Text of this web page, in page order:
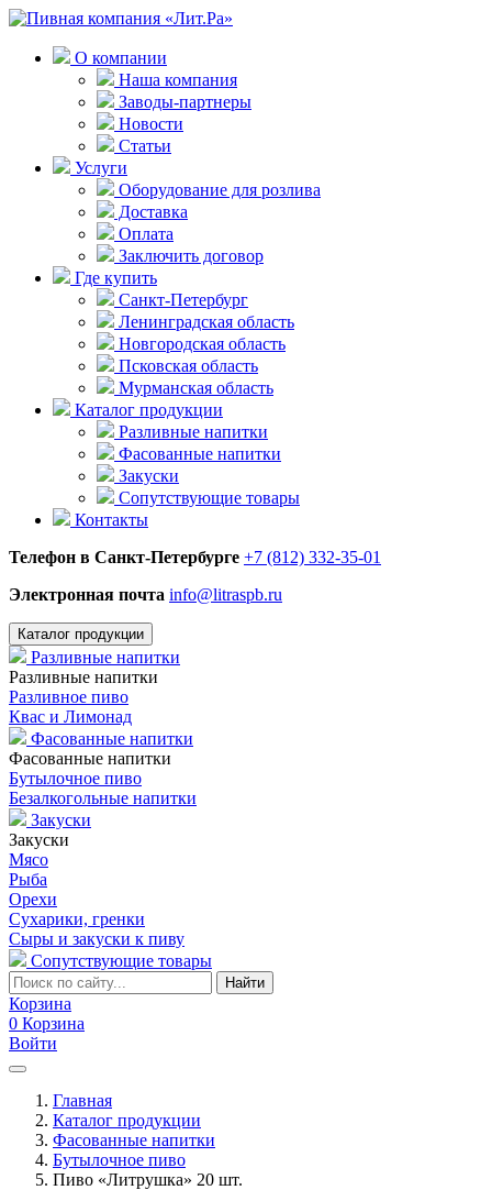
О компании
Наша компания
Заводы-партнеры
Новости
Статьи
Услуги
Оборудование для розлива
Доставка
Оплата
Заключить договор
Где купить
Санкт-Петербург
Ленинградская область
Новгородская область
Псковская область
Мурманская область
Каталог продукции
Разливные напитки
Фасованные напитки
Закуски
Сопутствующие товары
Контакты
Телефон в Санкт-Петербурге +7 (812) 332-35-01
Электронная почта info@litraspb.ru
Каталог продукции
Разливные напитки
Разливные напитки
Разливное пиво
Квас и Лимонад
Фасованные напитки
Фасованные напитки
Бутылочное пиво
Безалкогольные напитки
Закуски
Закуски
Мясо
Рыба
Орехи
Сухарики, гренки
Сыры и закуски к пиву
Сопутствующие товары
Найти
Корзина
0 Корзина
Войти
Главная
Каталог продукции
Фасованные напитки
Бутылочное пиво
Пиво «Литрушка» 20 шт.